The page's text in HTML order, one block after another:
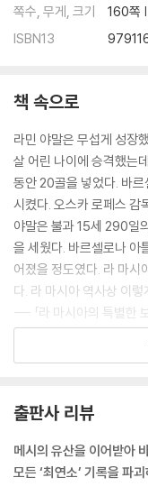
쪽수, 무게, 크기
160쪽
ISBN13
책 속으로
라민 야말은 무섭게 성장
살 어린 나이에 승격했는
동안 20골을 넣었다. 바
시켰다. 오스카 로페스 감
야말은 불과 15세 290일
을 세웠다. 바르셀로나 아
어졌을 정도였다. 라 마시
다. 라 마시아 역사상 이
--- 「라 마시아의 특별한
당연히 라민 야말은 계속
를 들었고 그 부담감을 이
“길거리에서 뛰면서 저보
한 두려움이 사라졌습니
구를 했죠. 그 덕분에 두
출판사 리뷰
메시의 유산을 이어받아
모든 ‘최연소’ 기록을 파